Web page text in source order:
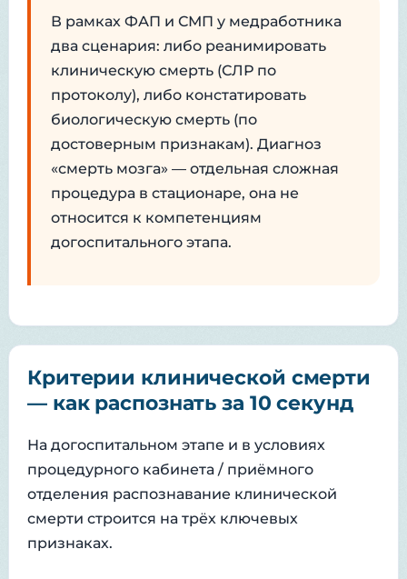
В рамках ФАП и СМП у медработника
два сценария: либо реанимировать
клиническую смерть (СЛР по
протоколу), либо констатировать
биологическую смерть (по
достоверным признакам). Диагноз
«смерть мозга» — отдельная сложная
процедура в стационаре, она не
относится к компетенциям
догоспитального этапа.
Критерии клинической смерти
— как распознать за 10 секунд
На догоспитальном этапе и в условиях
процедурного кабинета / приёмного
отделения распознавание клинической
смерти строится на трёх ключевых
признаках.